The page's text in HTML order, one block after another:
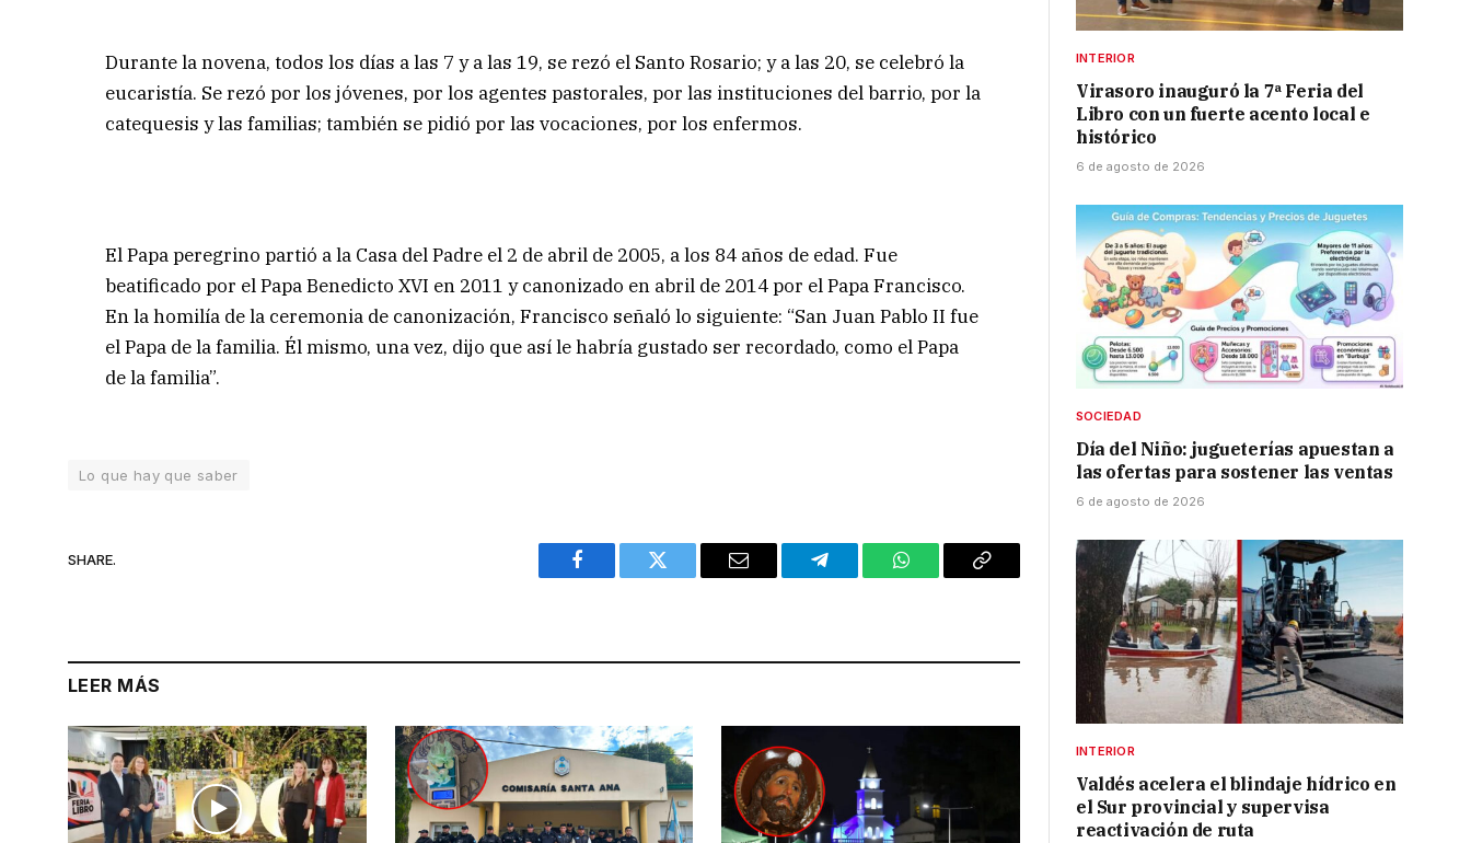
Durante la novena, todos los días a las 7 y a las 19, se rezó el Santo Rosario; y a las 20, se celebró la
eucaristía. Se rezó por los jóvenes, por los agentes pastorales, por las instituciones del barrio, por la
catequesis y las familias; también se pidió por las vocaciones, por los enfermos.
El Papa peregrino partió a la Casa del Padre el 2 de abril de 2005, a los 84 años de edad. Fue
beatificado por el Papa Benedicto XVI en 2011 y canonizado en abril de 2014 por el Papa Francisco.
En la homilía de la ceremonia de canonización, Francisco señaló lo siguiente: “San Juan Pablo II fue
el Papa de la familia. Él mismo, una vez, dijo que así le habría gustado ser recordado, como el Papa
de la familia”.
Lo que hay que saber
SHARE.
Facebook Twitter Email Telegram WhatsAppCopy
LEER MÁS
INTERIOR
Virasoro inauguró la 7ª Feria del
Libro con un fuerte acento local e
histórico
6 de agosto de 2026
SOCIEDAD
Día del Niño: jugueterías apuestan a
las ofertas para sostener las ventas
6 de agosto de 2026
INTERIOR
Valdés acelera el blindaje hídrico en
el Sur provincial y supervisa
reactivación de ruta